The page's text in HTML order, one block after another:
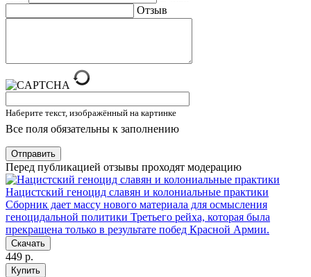
Отзыв
Наберите текст, изображённый на картинке
Все поля обязательны к заполнению
Отправить
Перед публикацией отзывы проходят модерацию
Нацистский геноцид славян и колониальные практики
Сборник дает массу нового материала для осмысления
геноцидальной политики Третьего рейха, которая была
прекращена только в результате побед Красной Армии.
Скачать
449 р.
Купить